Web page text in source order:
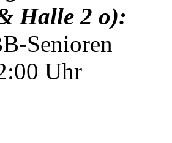
Halle 2 o):
Senioren
Uhr